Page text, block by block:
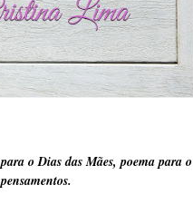
o Dias das Mães, poema para o